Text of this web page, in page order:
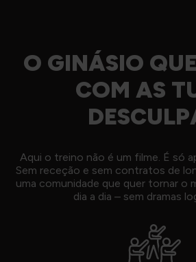
O GINÁSIO
COM AS
Aqui o treino não é um filme. É só
Sem receção e sem contratos de
uma comunidade que quer tornar o
dia a dia – sem dramas